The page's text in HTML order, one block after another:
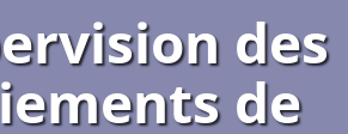
des
de